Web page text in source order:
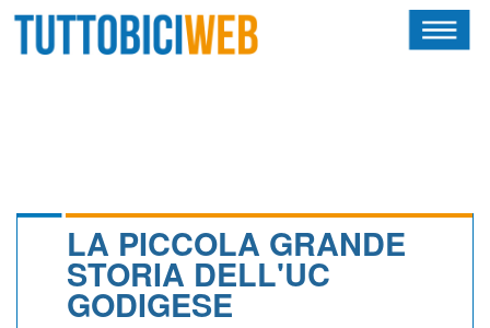
CALENDARIO
LA PICCOLA GRANDE
STORIA DELL'UC
GODIGESE